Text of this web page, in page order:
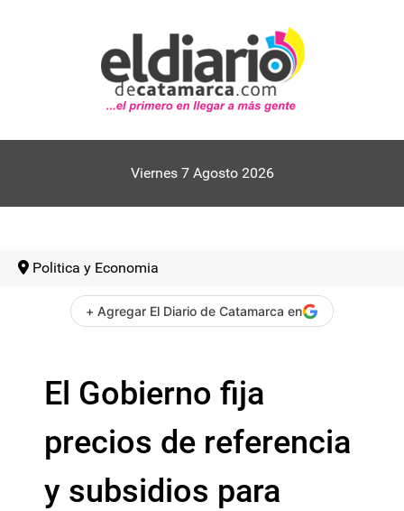
Viernes 7 Agosto 2026
Politica y Economia
+ Agregar El Diario de Catamarca en
El Gobierno fija
precios de referencia
y subsidios para